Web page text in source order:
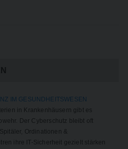
IM GESUNDHEITSWESEN
in Krankenhäusern gibt es
Der Cyberschutz bleibt oft
Ordinationen &
ihre IT-Sicherheit gezielt stärken